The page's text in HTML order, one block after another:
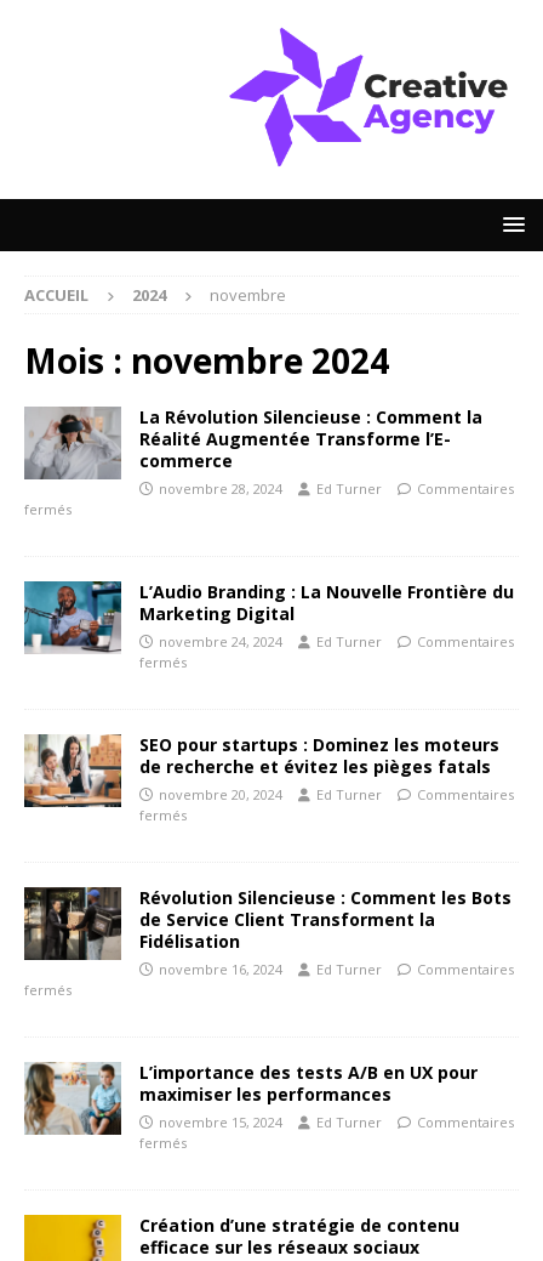
ACCUEIL 2024 novembre
Mois : novembre 2024
La Révolution Silencieuse : Comment la
Réalité Augmentée Transforme l’E-
commerce
novembre 28, 2024 Ed Turner
Commentaires
fermés
L’Audio Branding : La Nouvelle Frontière du
Marketing Digital
novembre 24, 2024 Ed Turner
Commentaires
fermés
SEO pour startups : Dominez les moteurs
de recherche et évitez les pièges fatals
novembre 20, 2024 Ed Turner
Commentaires
fermés
Révolution Silencieuse : Comment les Bots
de Service Client Transforment la
Fidélisation
novembre 16, 2024 Ed Turner
Commentaires
fermés
L’importance des tests A/B en UX pour
maximiser les performances
novembre 15, 2024 Ed Turner
Commentaires
fermés
Création d’une stratégie de contenu
efficace sur les réseaux sociaux